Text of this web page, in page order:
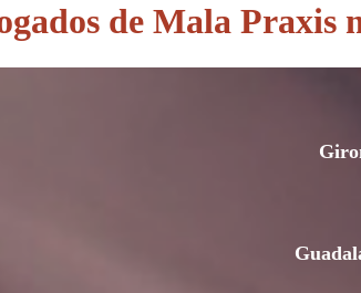
de Mala Praxis